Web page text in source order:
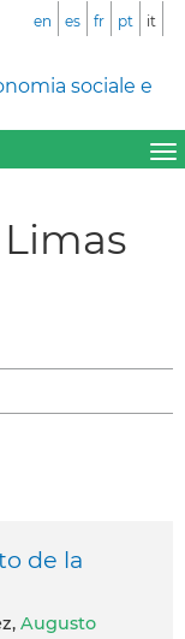
sociale e
en es fr pt it
de la
Augusto